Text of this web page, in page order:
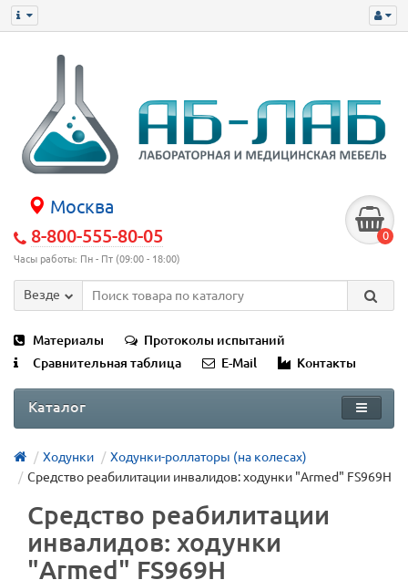
Москва
8-800-555-80-05
Часы работы: Пн - Пт (09:00 - 18:00)
0
Везде
Материалы
Протоколы испытаний
Сравнительная таблица
E-Mail Контакты
Каталог
Ходунки
Ходунки-роллаторы (на колесах)
Средство реабилитации инвалидов: ходунки "Armed" FS969H
Средство реабилитации
инвалидов: ходунки
"Armed" FS969H